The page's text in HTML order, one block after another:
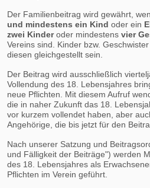
Der Familienbeitrag wird gewährt,
und mindestens ein Kind oder ein
zwei Kinderoder mindestens vier
Vereins sind. Kinder bzw.
diesen gleichgestellt sein.
Der Beitrag wird ausschließlich
Vollendung des 18. Lebensjahres
neue Pflichten. Mit diesem Aufruf
die in naher Zukunft das 18.
vor kurzem vollendet haben, aber
Angehörige, die bis jetzt für den
Nach unserer Satzung und
und Fälligkeit der Beiträge") werden
des 18. Lebensjahres als
Pflichten im Verein geführt.